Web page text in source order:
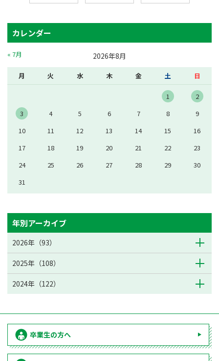
カレンダー
2026年8月
月 火 水 木 金 土 日
1
2
3
4 5 6 7 8
9
10
11 12 13 14 15
16
17
18 19 20 21 22
23
24
25 26 27 28 29
30
31
« 7月
年別アーカイブ
2026年（93）
2025年（108）
2024年（122）
卒業生の方へ